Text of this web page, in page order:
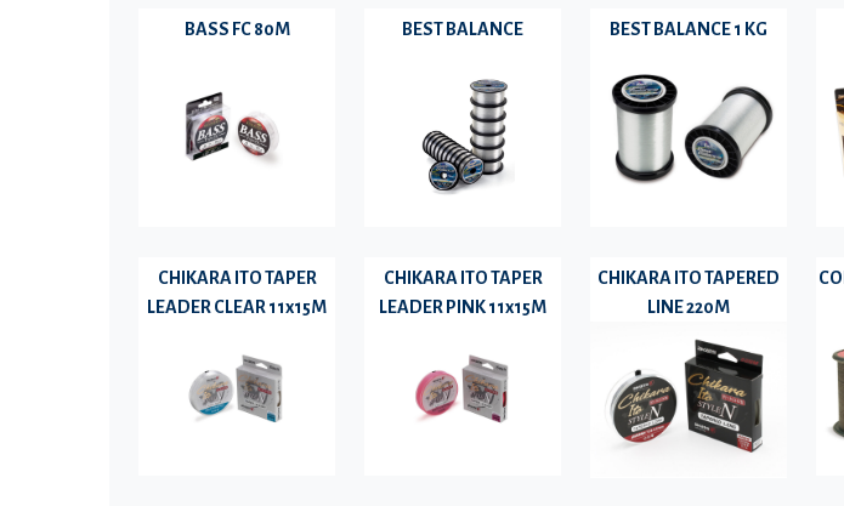
BASS FC 80M BEST BALANCE BEST BALANCE 1 KG
CHIKARA ITO TAPER
LEADER CLEAR 11x15M
CHIKARA ITO TAPER
LEADER PINK 11x15M
CHIKARA ITO TAPERED
LINE 220M